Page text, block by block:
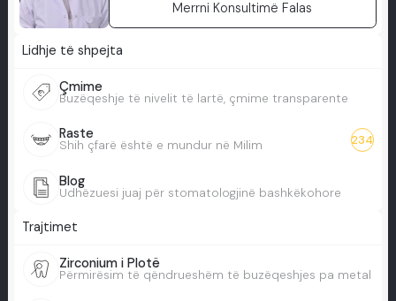
Merrni Konsultimë Falas
Lidhje të shpejta
Çmime
Buzëqeshje të nivelit të lartë, çmime transparente
Raste
Shih çfarë është e mundur në Milim 234
Blog
Udhëzuesi juaj për stomatologjinë bashkëkohore
Trajtimet
Zirconium i Plotë
Përmirësim të qëndrueshëm të buzëqeshjes pa metal